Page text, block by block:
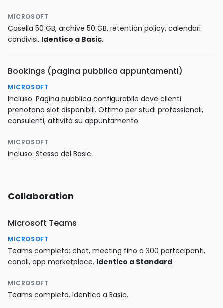
MICROSOFT
Casella 50 GB, archive 50 GB, retention policy, calendari
condivisi. Identico a Basic.
Bookings (pagina pubblica appuntamenti)
MICROSOFT
Incluso. Pagina pubblica configurabile dove clienti
prenotano slot disponibili. Ottimo per studi professionali,
consulenti, attività su appuntamento.
MICROSOFT
Incluso. Stesso del Basic.
Collaboration
Microsoft Teams
MICROSOFT
Teams completo: chat, meeting fino a 300 partecipanti,
canali, app marketplace. Identico a Standard.
MICROSOFT
Teams completo. Identico a Basic.